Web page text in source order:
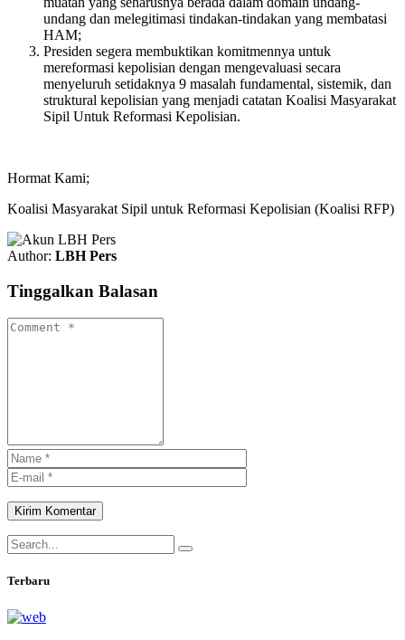
undang dan melegitimasi tindakan-tindakan yang membatasi
HAM;
Presiden segera membuktikan komitmennya untuk
mereformasi kepolisian dengan mengevaluasi secara
menyeluruh setidaknya 9 masalah fundamental, sistemik, dan
struktural kepolisian yang menjadi catatan Koalisi Masyarakat
Sipil Untuk Reformasi Kepolisian.
Hormat Kami;
Koalisi Masyarakat Sipil untuk Reformasi Kepolisian (Koalisi RFP)
Author: LBH Pers
Tinggalkan Balasan
Kirim Komentar
Terbaru